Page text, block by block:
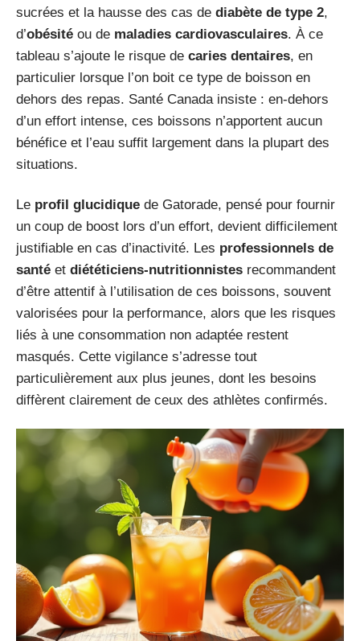
sucrées et la hausse des cas de diabète de type 2,
d’obésité ou de maladies cardiovasculaires. À ce
tableau s’ajoute le risque de caries dentaires, en
particulier lorsque l’on boit ce type de boisson en
dehors des repas. Santé Canada insiste : en-dehors
d’un effort intense, ces boissons n’apportent aucun
bénéfice et l’eau suffit largement dans la plupart des
situations.
Le profil glucidique de Gatorade, pensé pour fournir
un coup de boost lors d’un effort, devient difficilement
justifiable en cas d’inactivité. Les professionnels de
santé et diététiciens-nutritionnistes recommandent
d’être attentif à l’utilisation de ces boissons, souvent
valorisées pour la performance, alors que les risques
liés à une consommation non adaptée restent
masqués. Cette vigilance s’adresse tout
particulièrement aux plus jeunes, dont les besoins
diffèrent clairement de ceux des athlètes confirmés.